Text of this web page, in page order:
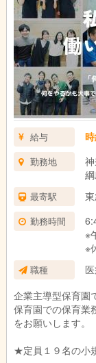
給与
勤務地
最寄駅
勤務時間
※
※
職種
企業主導型保育園
保育園での保育業
をお願いします。
★定員１９名の小